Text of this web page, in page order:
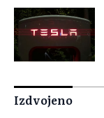
Izdvojeno